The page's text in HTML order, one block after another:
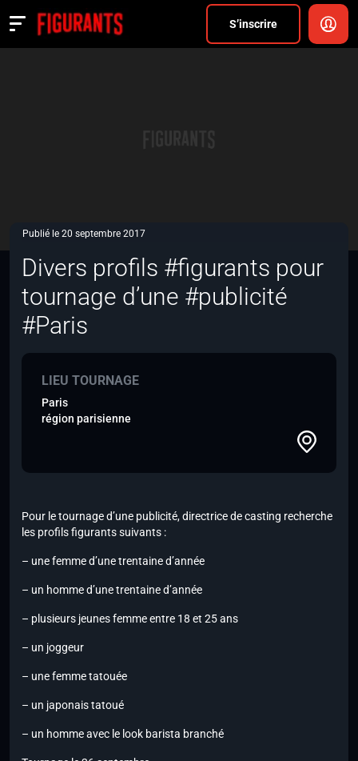
S’inscrire
Actualités
Publié le 20 septembre 2017
Divers profils #figurants pour
tournage d’une #publicité
#Paris
LIEU TOURNAGE
Paris
région parisienne
Pour le tournage d’une publicité, directrice de casting recherche
les profils figurants suivants :
– une femme d’une trentaine d’année
– un homme d’une trentaine d’année
– plusieurs jeunes femme entre 18 et 25 ans
– un joggeur
– une femme tatouée
– un japonais tatoué
– un homme avec le look barista branché